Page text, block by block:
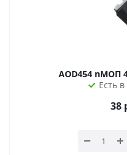
Есть
38